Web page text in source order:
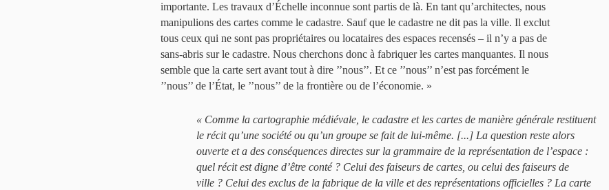
importante. Les travaux d’Échelle inconnue sont partis de là. En tant qu’architectes, nous
manipulions des cartes comme le cadastre. Sauf que le cadastre ne dit pas la ville. Il exclut
tous ceux qui ne sont pas propriétaires ou locataires des espaces recensés – il n’y a pas de
sans-abris sur le cadastre. Nous cherchons donc à fabriquer les cartes manquantes. Il nous
semble que la carte sert avant tout à dire ’’nous’’. Et ce ’’nous’’ n’est pas forcément le
’’nous’’ de l’État, le ’’nous’’ de la frontière ou de l’économie. »
« Comme la cartographie médiévale, le cadastre et les cartes de manière générale restituent
le récit qu’une société ou qu’un groupe se fait de lui-même. [...] La question reste alors
ouverte et a des conséquences directes sur la grammaire de la représentation de l’espace :
quel récit est digne d’être conté ? Celui des faiseurs de cartes, ou celui des faiseurs de
ville ? Celui des exclus de la fabrique de la ville et des représentations officielles ? La carte